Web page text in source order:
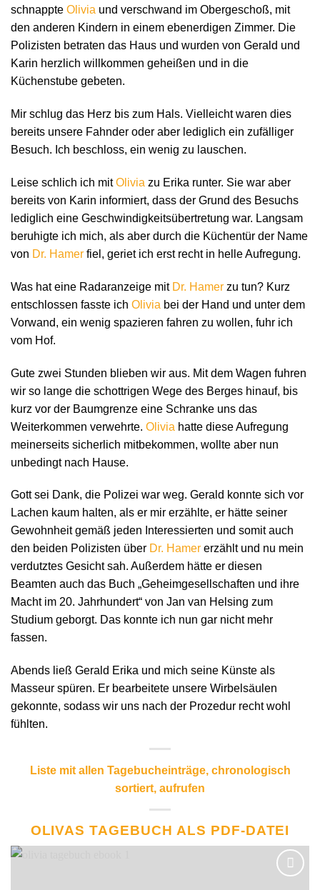
schnappte Olivia und verschwand im Obergeschoß, mit
den anderen Kindern in einem ebenerdigen Zimmer. Die
Polizisten betraten das Haus und wurden von Gerald und
Karin herzlich willkommen geheißen und in die
Küchenstube gebeten.
Mir schlug das Herz bis zum Hals. Vielleicht waren dies
bereits unsere Fahnder oder aber lediglich ein zufälliger
Besuch. Ich beschloss, ein wenig zu lauschen.
Leise schlich ich mitOlivia zu Erika runter. Sie war aber
bereits von Karin informiert, dass der Grund des Besuchs
lediglich eine Geschwindigkeitsübertretung war. Langsam
beruhigte ich mich, als aber durch die Küchentür der Name
von Dr. Hamer fiel, geriet ich erst recht in helle Aufregung.
Was hat eine Radaranzeige mit Dr. Hamer zu tun? Kurz
entschlossen fasste ich Olivia bei der Hand und unter dem
Vorwand, ein wenig spazieren fahren zu wollen, fuhr ich
vom Hof.
Gute zwei Stunden blieben wir aus. Mit dem Wagen fuhren
wir so lange die schottrigen Wege des Berges hinauf, bis
kurz vor der Baumgrenze eine Schranke uns das
Weiterkommen verwehrte. Olivia hatte diese Aufregung
meinerseits sicherlich mitbekommen, wollte aber nun
unbedingt nach Hause.
Gott sei Dank, die Polizei war weg. Gerald konnte sich vor
Lachen kaum halten, als er mir erzählte, er hätte seiner
Gewohnheit gemäß jeden Interessierten und somit auch
den beiden Polizisten über Dr. Hamer erzählt und nu mein
verdutztes Gesicht sah. Außerdem hätte er diesen
Beamten auch das Buch „Geheimgesellschaften und ihre
Macht im 20. Jahrhundert“ von Jan van Helsing zum
Studium geborgt. Das konnte ich nun gar nicht mehr
fassen.
Abends ließ Gerald Erika und mich seine Künste als
Masseur spüren. Er bearbeitete unsere Wirbelsäulen
gekonnte, sodass wir uns nach der Prozedur recht wohl
fühlten.
Liste mit allen Tagebucheinträge, chronologisch
sortiert, aufrufen
OLIVAS TAGEBUCH ALS PDF-DATEI